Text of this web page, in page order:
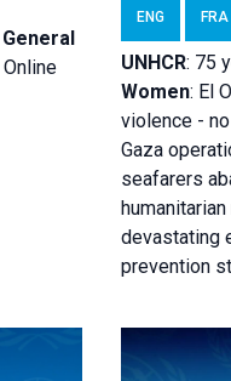
ENG FRA
UNHCR: 75
Women: El
violence -
Gaza
seafarers
devastating
prevention